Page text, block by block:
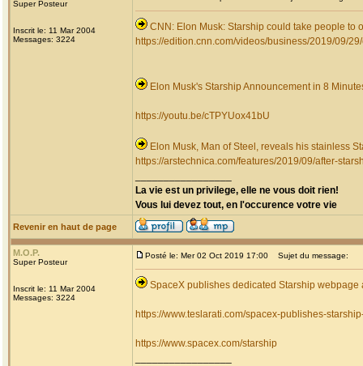
Super Posteur
Inscrit le: 11 Mar 2004
Messages: 3224
CNN: Elon Musk: Starship could take people to
https://edition.cnn.com/videos/business/2019/09/
Elon Musk's Starship Announcement in 8
https://youtu.be/cTPYUox41bU
Elon Musk, Man of Steel, reveals his stainless
https://arstechnica.com/features/2019/09/after-
La vie est un privilege, elle ne vous doit rien!
Vous lui devez tout, en l'occurence votre vie
Revenir en haut de page
M.O.P.
Super Posteur
Inscrit le: 11 Mar 2004
Messages: 3224
Posté le: Mer 02 Oct 2019 17:00 Sujet du message:
SpaceX publishes dedicated Starship webpage
https://www.teslarati.com/spacex-publishes-
https://www.spacex.com/starship